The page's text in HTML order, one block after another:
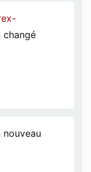
changé
nouveau